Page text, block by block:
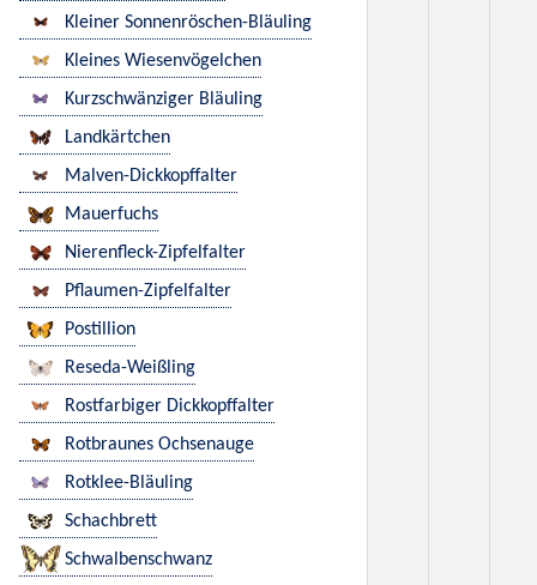
Kleiner Sonnenröschen-Bläuling
Kleines Wiesenvögelchen
Kurzschwänziger Bläuling
Landkärtchen
Malven-Dickkopffalter
Mauerfuchs
Nierenfleck-Zipfelfalter
Pflaumen-Zipfelfalter
Postillion
Reseda-Weißling
Rostfarbiger Dickkopffalter
Rotbraunes Ochsenauge
Rotklee-Bläuling
Schachbrett
Schwalbenschwanz